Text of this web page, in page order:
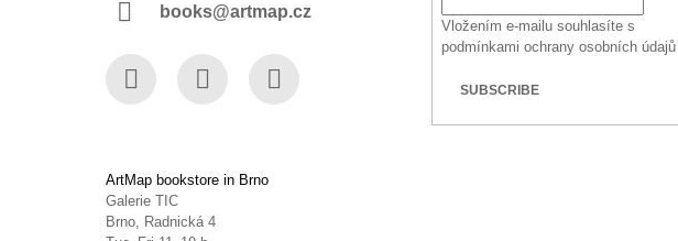
books@artmap.cz
Vložením e-mailu souhlasíte s
podmínkami ochrany osobních údajů
SUBSCRIBE
ArtMap bookstore in Brno
Galerie TIC
Brno, Radnická 4